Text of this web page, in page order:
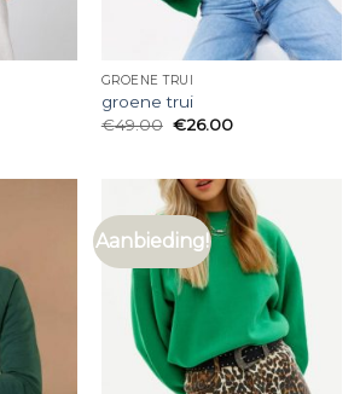
GROENE TRUI
groene trui
€49.00 €26.00
Aanbieding!